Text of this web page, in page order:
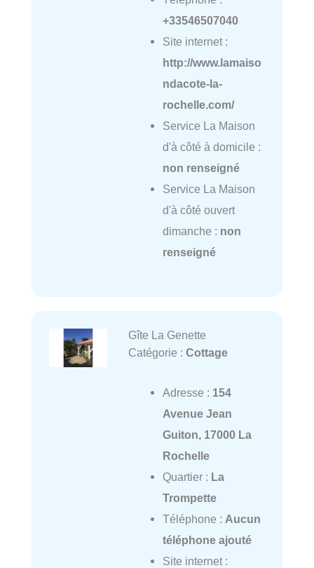
+33546507040
Site internet :
http://www.lamaiso
ndacote-la-
rochelle.com/
Service La Maison
d'à côté à domicile :
non renseigné
Service La Maison
d'à côté ouvert
dimanche : non
renseigné
Gîte La Genette
Catégorie : Cottage
Adresse : 154
Avenue Jean
Guiton, 17000 La
Rochelle
Quartier : La
Trompette
Téléphone : Aucun
téléphone ajouté
Site internet :